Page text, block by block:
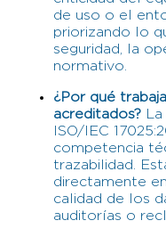
de uso o el
priorizando lo
seguridad, la
normativo.
¿Por qué
acreditados?
ISO/IEC
competencia
trazabilidad.
directamente
calidad de los
auditorías o